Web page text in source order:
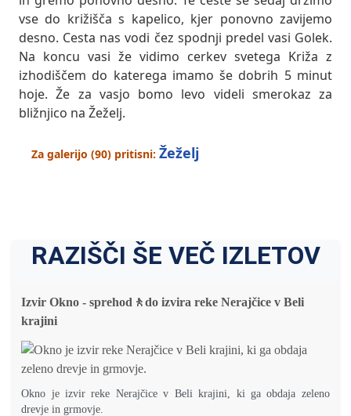
vse do križišča s kapelico, kjer ponovno zavijemo
desno. Cesta nas vodi čez spodnji predel vasi Golek.
Na koncu vasi že vidimo cerkev svetega Križa z
izhodiščem do katerega imamo še dobrih 5 minut
hoje. Že za vasjo bomo levo videli smerokaz za
bližnjico na Žeželj.
Za galerijo (90) pritisni: Žeželj
RAZIŠČI ŠE VEČ IZLETOV
Izvir Okno - sprehod🚶do izvira reke Nerajčice v Beli
krajini
Okno je izvir reke Nerajčice v Beli krajini, ki ga obdaja zeleno
drevje in grmovje.